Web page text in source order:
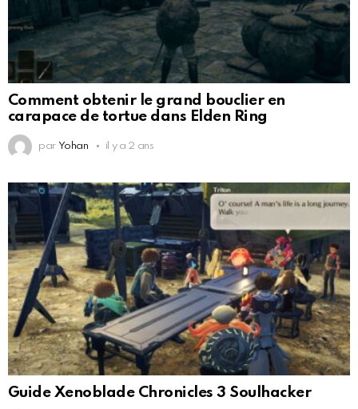
Comment obtenir le grand bouclier en
carapace de tortue dans Elden Ring
par Yohan il y a 2 ans
Guide Xenoblade Chronicles 3 Soulhacker